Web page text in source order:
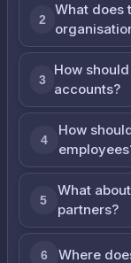
2
What does
3
How
accounts?
4
How
5
What
partners?
6 Where